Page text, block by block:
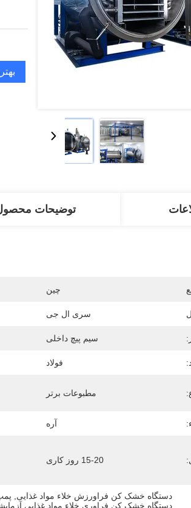
توضیحات
چین
سری ال جی
سیم پیچ داخلی
فولاد
مطبوعات برتر
آره
15-20 روز کاری
دستگاه خشک کن فراورزش خلاء مواد غذایی
دستگاه خشک کن فراوری خلاء مواد غذایی